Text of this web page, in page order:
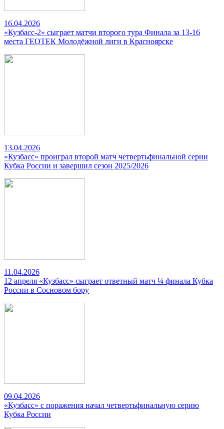
16.04.2026
«Кузбасс-2» сыграет матчи второго тура Финала за 13-16
места ГЕОТЕК Молодёжной лиги в Красноярске
13.04.2026
«Кузбасс» проиграл второй матч четвертьфинальной серии
Кубка России и завершил сезон 2025/2026
11.04.2026
12 апреля «Кузбасс» сыграет ответный матч ¼ финала Кубка
России в Сосновом бору
09.04.2026
«Кузбасс» с поражения начал четвертьфинальную серию
Кубка России